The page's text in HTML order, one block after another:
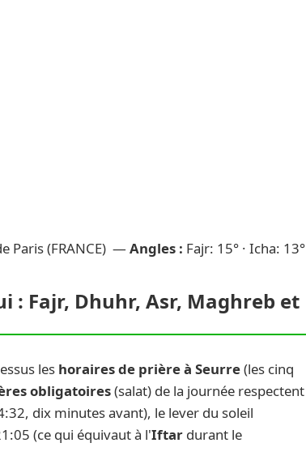
Paris (FRANCE) — Angles : Fajr: 15° · Icha: 13°
: Fajr, Dhuhr, Asr, Maghreb et
les horaires de prière à Seurre(les cinq
obligatoires(salat) de la journée respectent
dix minutes avant), le lever du soleil
(ce qui équivaut à l'Iftar durant le